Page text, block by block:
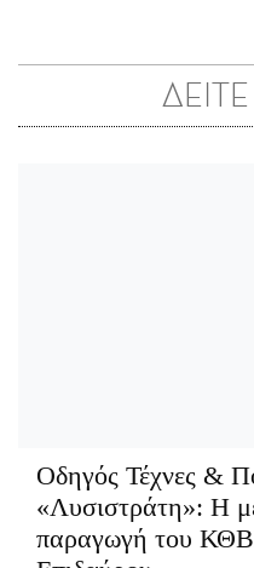
Οδηγός Τέχνες &
«Λυσιστράτη»: Η
παραγωγή του